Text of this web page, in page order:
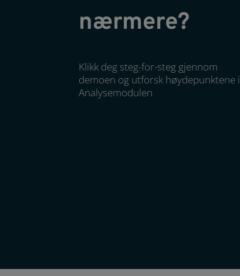
nærmere?
Klikk deg steg-for-steg gjennom
demoen og utforsk høydepunktene i
Analysemodulen